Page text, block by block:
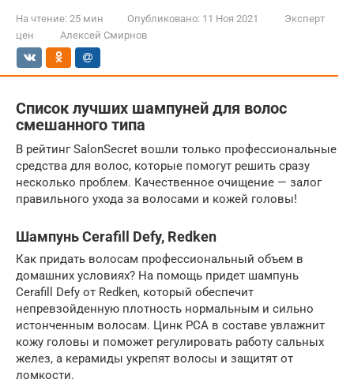
На чтение: 25 мин Опубликовано: 11 Ноя 2021
Эксперт
цен
Алексей Смирнов
Список лучших шампуней для волос
смешанного типа
В рейтинг SalonSecret вошли только профессиональные
средства для волос, которые помогут решить сразу
несколько проблем. Качественное очищение — залог
правильного ухода за волосами и кожей головы!
Шампунь Cerafill Defy, Redken
Как придать волосам профессиональный объем в
домашних условиях? На помощь придет шампунь
Cerafill Defy от Redken, который обеспечит
непревзойденную плотность нормальным и сильно
истонченным волосам. Цинк РСА в составе увлажнит
кожу головы и поможет регулировать работу сальных
желез, а керамиды укрепят волосы и защитят от
ломкости.